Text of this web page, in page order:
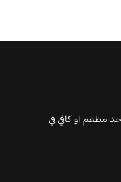
مطعم او كافي في